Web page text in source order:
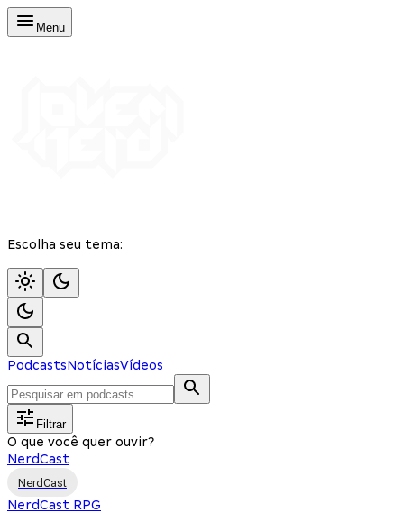
Menu
Escolha seu tema:
PodcastsNotíciasVídeos
Filtrar
O que você quer ouvir?
NerdCast
NerdCast
NerdCast RPG